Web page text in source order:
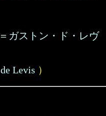
ガストン・ド・レヴ
Levis ）